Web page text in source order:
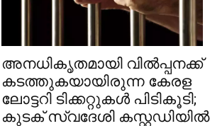
അനധികൃതമായി വിൽപ്പനക്ക്
കടത്തുകയായിരുന്ന കേരള
ലോട്ടറി ടിക്കറ്റുകൾ പിടികൂടി;
കുടക് സ്വദേശി കസ്റ്റഡിയിൽ